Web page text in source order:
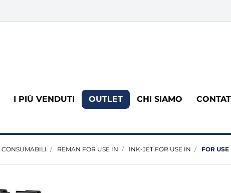
I PIÙ VENDUTI OUTLET CHI SIAMO
CONSUMABILI REMAN FOR USE IN INK-JET FOR USE IN FOR